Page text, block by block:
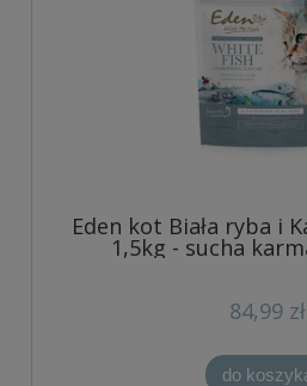
Eden kot Biała ryba i
1,5kg - sucha
84,99 zł
do